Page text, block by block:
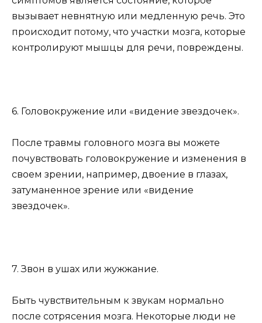
вызывает невнятную или медленную речь. Это
происходит потому, что участки мозга, которые
контролируют мышцы для речи, повреждены.
6. Головокружение или «видение звездочек».
После травмы головного мозга вы можете
почувствовать головокружение и изменения в
своем зрении, например, двоение в глазах,
затуманенное зрение или «видение
звездочек».
7. Звон в ушах или жужжание.
Быть чувствительным к звукам нормально
после сотрясения мозга. Некоторые люди не